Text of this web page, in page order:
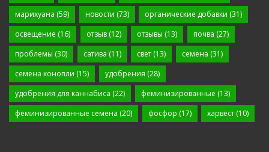
марихуана (59) новости (73) органические добавки (31)
освещение (16) отзыв(12) отзывы (13) почва (27)
проблемы (30) сатива (11) свет (13) семена (31)
семена конопли (15) удобрения (28)
удобрения для каннабиса (22) феминизированные (13)
феминизированные семена (20) фосфор (17) харвест (10)